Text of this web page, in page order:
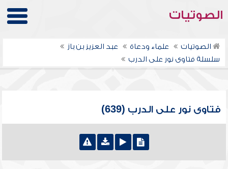
الصوتيات
الصوتيات علماء ودعاة
عبد العزيز بن باز
سلسلة فتاوى نور على الدرب
فتاوى نور على الدرب (639)